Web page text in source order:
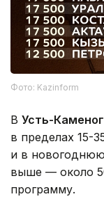
Фото: Kazinform
В Усть-
в пределах 15-
и в
выше — около
программу.